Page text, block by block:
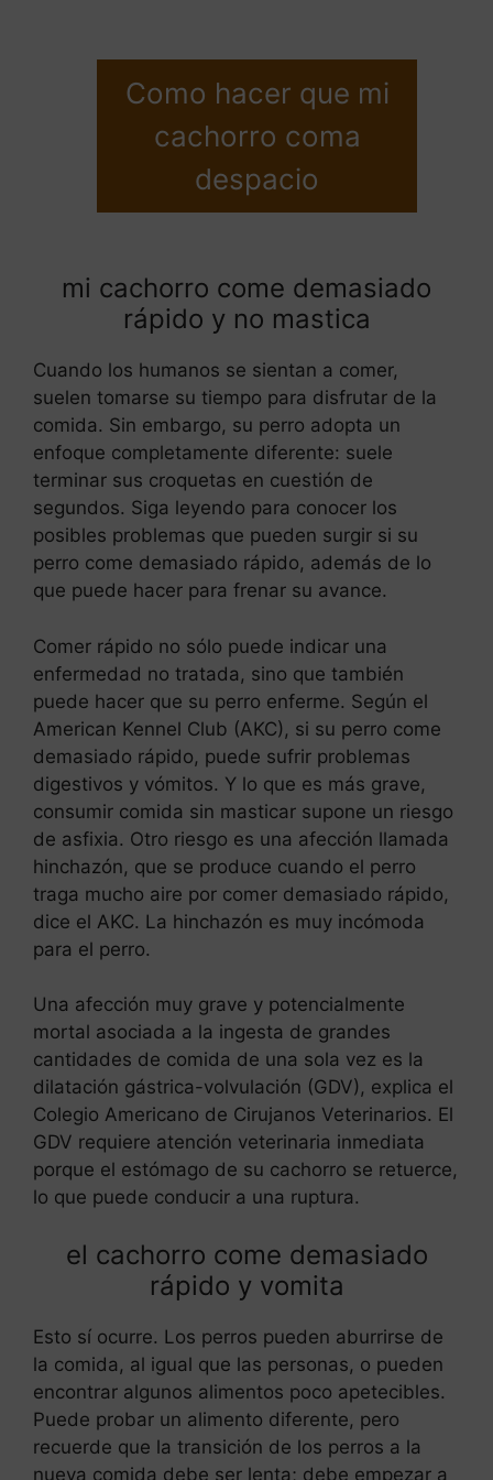
Como hacer que mi
cachorro coma
despacio
mi cachorro come demasiado
rápido y no mastica
Cuando los humanos se sientan a comer,
suelen tomarse su tiempo para disfrutar de la
comida. Sin embargo, su perro adopta un
enfoque completamente diferente: suele
terminar sus croquetas en cuestión de
segundos. Siga leyendo para conocer los
posibles problemas que pueden surgir si su
perro come demasiado rápido, además de lo
que puede hacer para frenar su avance.
Comer rápido no sólo puede indicar una
enfermedad no tratada, sino que también
puede hacer que su perro enferme. Según el
American Kennel Club (AKC), si su perro come
demasiado rápido, puede sufrir problemas
digestivos y vómitos. Y lo que es más grave,
consumir comida sin masticar supone un riesgo
de asfixia. Otro riesgo es una afección llamada
hinchazón, que se produce cuando el perro
traga mucho aire por comer demasiado rápido,
dice el AKC. La hinchazón es muy incómoda
para el perro.
Una afección muy grave y potencialmente
mortal asociada a la ingesta de grandes
cantidades de comida de una sola vez es la
dilatación gástrica-volvulación (GDV), explica el
Colegio Americano de Cirujanos Veterinarios. El
GDV requiere atención veterinaria inmediata
porque el estómago de su cachorro se retuerce,
lo que puede conducir a una ruptura.
el cachorro come demasiado
rápido y vomita
Esto sí ocurre. Los perros pueden aburrirse de
la comida, al igual que las personas, o pueden
encontrar algunos alimentos poco apetecibles.
Puede probar un alimento diferente, pero
recuerde que la transición de los perros a la
nueva comida debe ser lenta; debe empezar a